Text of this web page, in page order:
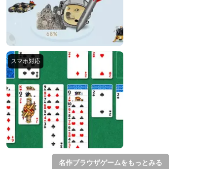
名作ブラウザゲームをもっとみる